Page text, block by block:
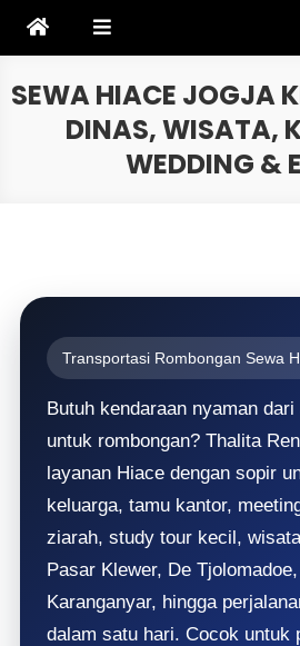
SEWA HIACE JOGJA
DINAS, WISATA,
WEDDING &
Transportasi Rombongan Sewa
Butuh kendaraan nyaman
untuk rombongan? Thalita
layanan Hiace dengan sopir
keluarga, tamu kantor,
ziarah, study tour kecil,
Pasar Klewer, De
Karanganyar, hingga
dalam satu hari. Cocok untuk